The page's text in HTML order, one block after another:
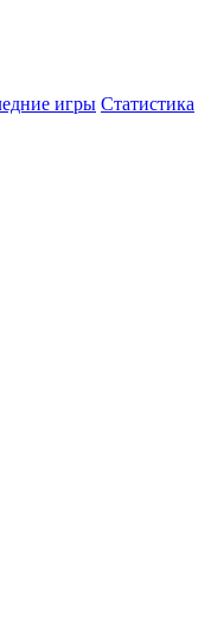
игры Статистика